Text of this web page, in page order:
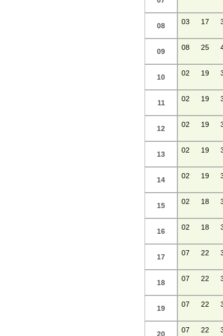
08 03 17
09 08 25
10 02 19
11 02 19
12 02 19
13 02 19
14 02 19
15 02 18
16 02 18
17 07 22
18 07 22
19 07 22
20 07 22